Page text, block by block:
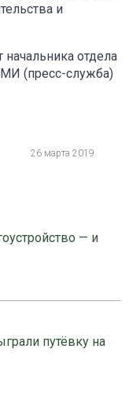
и
отдела
(пресс-служба)
26 марта 2019
— и
путёвку на